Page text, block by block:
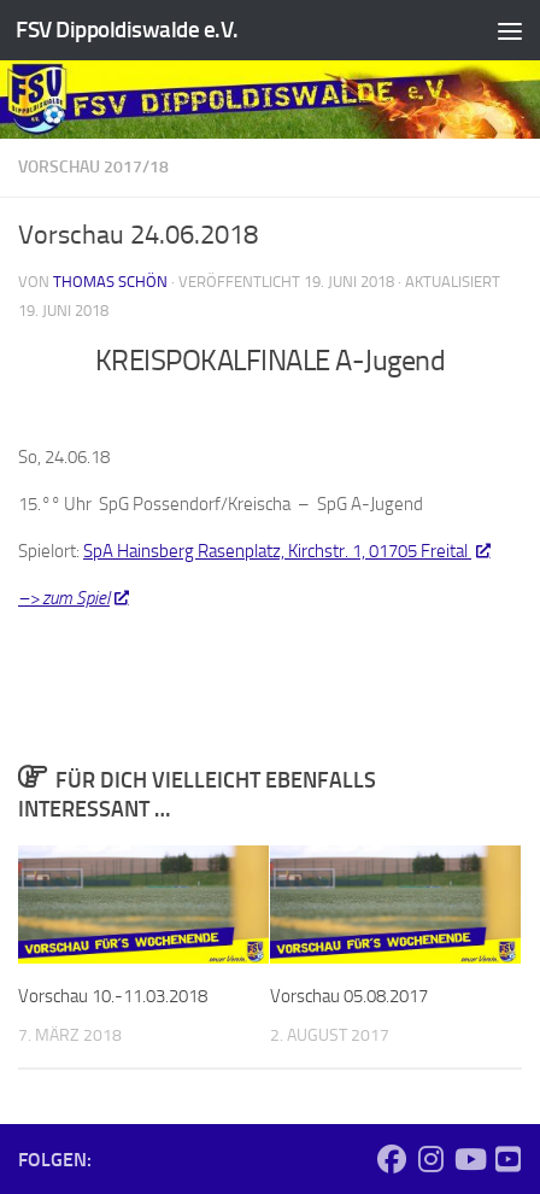
Zum Inhalt springen
FSV Dippoldiswalde e.V.
VORSCHAU 2017/18
Vorschau 24.06.2018
VON THOMAS SCHÖN · VERÖFFENTLICHT 19. JUNI 2018 · AKTUALISIERT
19. JUNI 2018
KREISPOKALFINALE A-Jugend
So, 24.06.18
15.°° Uhr SpG Possendorf/​Kreischa – SpG A-Jugend
Spielort: SpA Hainsberg Rasenplatz, Kirchstr. 1, 01705 Freital
–> zum Spiel
FÜR DICH VIELLEICHT EBENFALLS
INTERESSANT …
Vorschau 10.-11.03.2018
7. MÄRZ 2018
Vorschau 05.08.2017
2. AUGUST 2017
FOLGEN: